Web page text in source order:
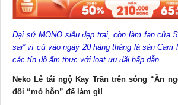
Đại sứ MONO siêu đẹp trai, còn làm fan của
sai” vì cứ vào ngày 20 hàng tháng là sàn Cam
các tín đồ ẩm thực với loạt ưu đãi hấp dẫn.
Neko Lê tái ngộ Kay Trần trên sóng “Ăn
đôi “mỏ hỗn” để làm gì!